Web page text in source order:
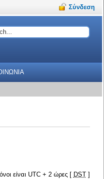
Σύνδεση
είναι UTC + 2 ώρες [ DST]